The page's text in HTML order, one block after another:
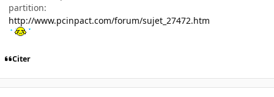
partition:
http://www.pcinpact.com/forum/sujet_27472.htm
Citer